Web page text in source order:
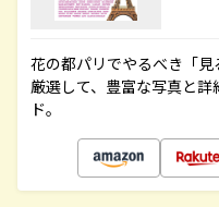
花の都パリでやるべき「
厳選して、豊富な写真と
ド。